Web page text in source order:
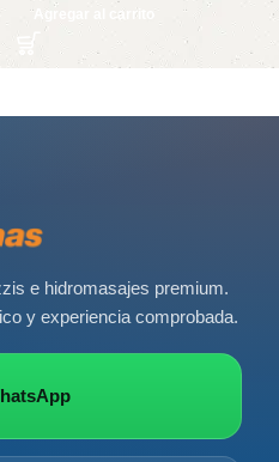
Agregar al carrito
e hidromasajes premium.
y experiencia comprobada.